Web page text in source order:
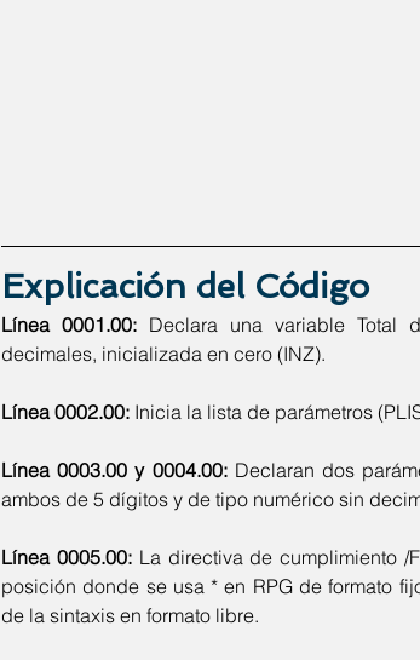
Explicación del Código
Línea 0001.00: Declara una variable Total
decimales, inicializada en cero (INZ).
Línea 0002.00: Inicia la lista de parámetros
Línea 0003.00 y 0004.00: Declaran dos
ambos de 5 dígitos y de tipo numérico sin
Línea 0005.00: La directiva de cumplimiento /
posición donde se usa * en RPG de formato
de la sintaxis en formato libre.